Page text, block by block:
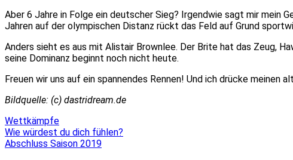
Aber 6 Jahre in Folge ein deutscher Sieg? Irgendwie sagt mir mein
Jahren auf der olympischen Distanz rückt das Feld auf Grund
Anders sieht es aus mit Alistair Brownlee. Der Brite hat das Zeug,
seine Dominanz beginnt noch nicht heute.
Freuen wir uns auf ein spannendes Rennen! Und ich drücke meinen
Bildquelle: (c) dastridream.de
Wettkämpfe
Beitragsnavigation
Wie würdest du dich fühlen?
Abschluss Saison 2019